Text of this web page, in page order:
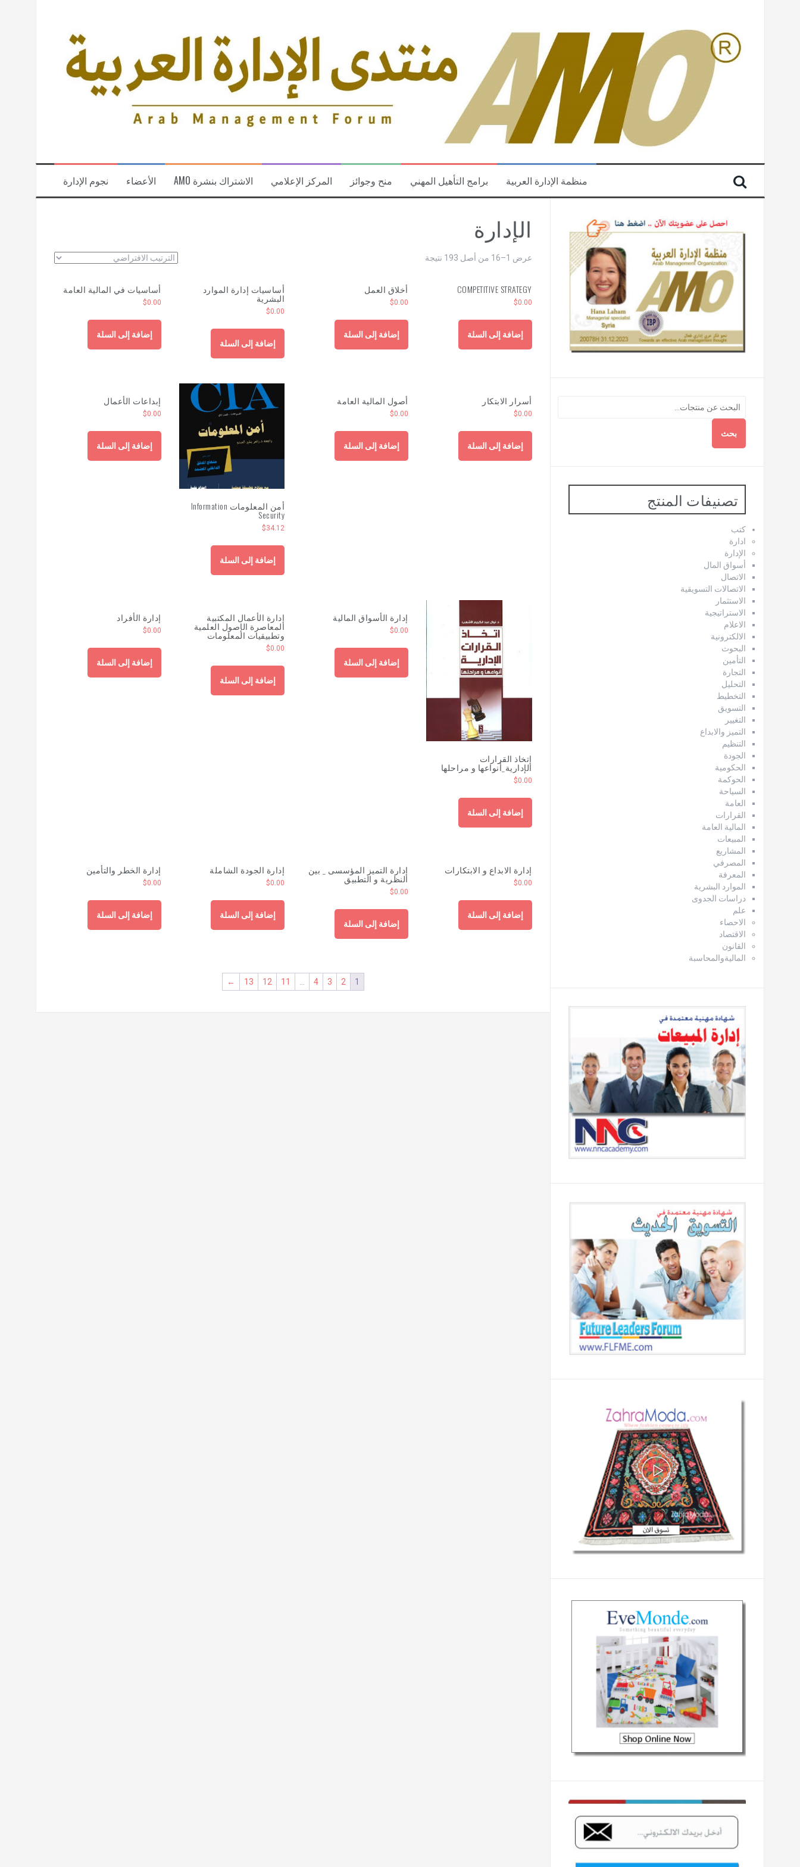
نجوم الإدارة الأعضاء الاشتراك بنشرة AMO المركز الإعلامي منح وجوائز برامج التأهيل المهني منظمة الإدارة العربية
الإدارة
عرض 1–16 من أصل 193 نتيجة
COMPETITIVE STRATEGY
$0.00
إضافة إلى السلة
أخلاق العمل
$0.00
إضافة إلى السلة
أساسيات إدارة الموارد
البشرية
$0.00
إضافة إلى السلة
أساسيات في المالية العامة
$0.00
إضافة إلى السلة
أسرار الابتكار
$0.00
إضافة إلى السلة
أصول المالية العامة
$0.00
إضافة إلى السلة
أمن المعلومات Information
Security
$34.12
إضافة إلى السلة
إبداعات الأعمال
$0.00
إضافة إلى السلة
إتخاذ القرارات
الإدارية_أنواعها و مراحلها
$0.00
إضافة إلى السلة
إدارة الأسواق المالية
$0.00
إضافة إلى السلة
إدارة الأعمال المكتبية
المعاصرة الإصول العلمية
وتطبيقيات المعلومات
$0.00
إضافة إلى السلة
إدارة الأفراد
$0.00
إضافة إلى السلة
إدارة الابداع و الابتكارات
$0.00
إضافة إلى السلة
إدارة التميز المؤسسى _ بين
النظرية و التطبيق
$0.00
إضافة إلى السلة
إدارة الجودة الشاملة
$0.00
إضافة إلى السلة
إدارة الخطر والتأمين
$0.00
إضافة إلى السلة
1
2
3
4
11
12
13
←
بحث
تصنيفات المنتج
كتب
ادارة
الإدارة
أسواق المال
الاتصال
الاتصالات التسويقية
الاستثمار
الاستراتيجية
الاعلام
الالكترونية
البحوث
التأمين
التجارة
التحليل
التخطيط
التسويق
التغيير
التميز والابداع
التنظيم
الجودة
الحكومية
الحوكمة
السياحة
العامة
القرارات
المالية العامة
المبيعات
المشاريع
المصرفي
المعرفة
الموارد البشرية
دراسات الجدوى
علم
الاحصاء
الاقتصاد
القانون
الماليةوالمحاسبة